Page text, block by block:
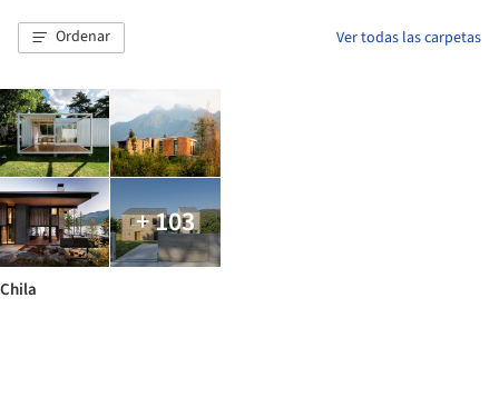
Ordenar Ver todas las carpetas
+ 103
Chila